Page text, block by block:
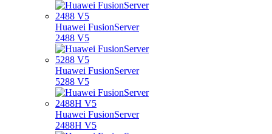
Huawei FusionServer
2488 V5
Huawei FusionServer
5288 V5
Huawei FusionServer
2488H V5